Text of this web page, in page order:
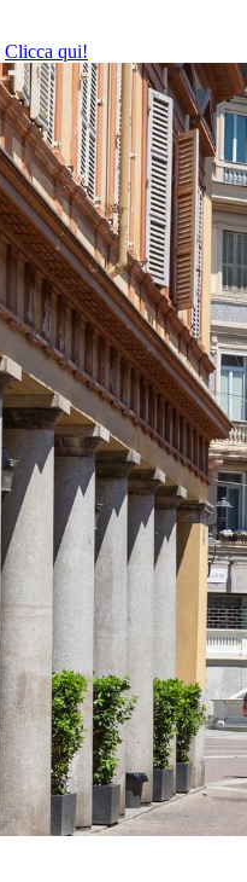
Clicca qui!